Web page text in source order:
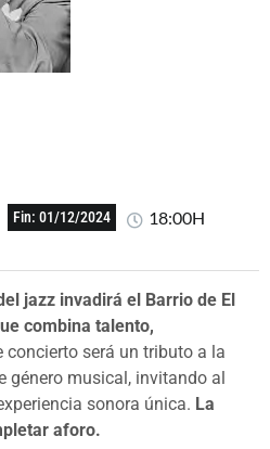
Fin: 01/12/2024 18:00H
jazz invadirá el Barrio de El
combina talento,
concierto será un tributo a la
género musical, invitando al
sonora única. La
aforo.